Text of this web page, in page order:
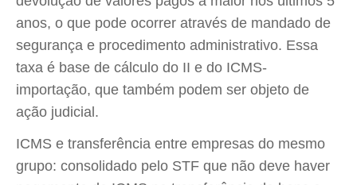
anos, o que pode ocorrer através de mandado de
segurança e procedimento administrativo. Essa
taxa é base de cálculo do II e do ICMS-
importação, que também podem ser objeto de
ação judicial.
ICMS e transferência entre empresas do mesmo
grupo: consolidado pelo STF que não deve haver